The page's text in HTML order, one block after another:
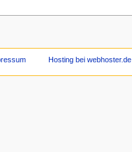
Hosting bei webhoster.de